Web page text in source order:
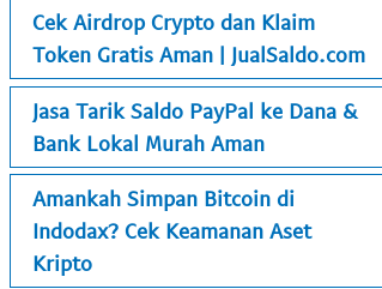
Cek Airdrop Crypto dan Klaim
Token Gratis Aman | JualSaldo.com
Jasa Tarik Saldo PayPal ke Dana &
Bank Lokal Murah Aman
Amankah Simpan Bitcoin di
Indodax? Cek Keamanan Aset
Kripto